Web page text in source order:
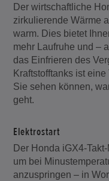
Der wirtschaftliche
zirkulierende Wärme
warm. Dies bietet
mehr Laufruhe und –
das Einfrieren des
Kraftstofftanks ist
Sie sehen können,
geht.
Elektrostart
Der Honda iGX4-
um bei
anzuspringen – in